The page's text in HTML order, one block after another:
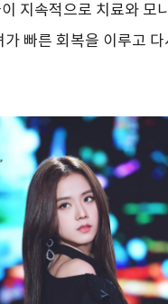
지속적으로 치료와 모
빠른 회복을 이루고